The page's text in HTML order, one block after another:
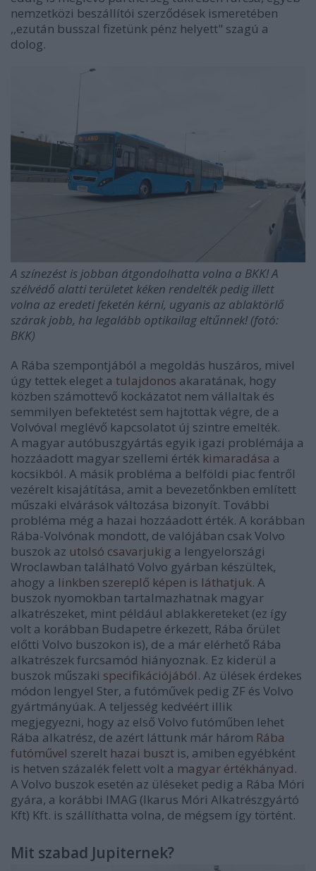
nemzetközi beszállítói szerződések ismeretében
,,ezután busszal fizetünk pénz helyett" szagú a
dolog.
A színezést is jobban átgondolhatta volna a BKK! A
szélvédő alatti területet kéken rendelték pedig illett
volna az eredeti feketén kérni, ugyanis az ablaktörlő
szárak jobb, ha legalább optikailag eltűnnek! (fotó:
BKK)
A Rába szempontjából a megoldás huszáros, mivel
úgy tettek eleget a tulajdonos akaratának, hogy
közben számottevő kockázatot nem vállaltak és
semmilyen befektetést sem hajtottak végre, de a
Volvóval meglévő kapcsolatot új szintre emelték.
A magyar autóbuszgyártás egyik igazi problémája a
hozzáadott magyar szellemi érték kimaradása a
kocsikból. A másik probléma a belföldi piac fentről
vezérelt kisajátítása, amit a bevezetőnkben említett
műszaki elvárások változása bizonyít. További
probléma még a hazai hozzáadott érték. A korábban
Rába-Volvónak mondott, de valójában csak Volvo
buszok az utolsó csavarjukig a lengyelországi
Wroclawban található Volvo gyárban készültek,
ahogy a linkben szereplő képen is láthatjuk. A
buszok nyomokban tartalmazhatnak magyar
alkatrészeket, mint például ablakkereteket (ez így
volt a korábban Budapetre érkezett, Rába őrület
előtti Volvo buszokon is), de a már elérhető Rába
alkatrészek furcsamód hiányoznak. Ez kiderül a
buszok műszaki specifikációjából. Az ülések érdekes
módon lengyel Ster, a futóművek pedig ZF és Volvo
gyártmányúak. A teljesség kedvéért illik
megjegyezni, hogy az első Volvo futóműben lehet
Rába alkatrész, de azért láttunk már három Rába
futóművel szerelt hazai buszt is, amiben egyébként
is hetven százalék felett volt a magyar értékhányad.
A Volvo buszok esetén az üléseket pedig a Rába Móri
gyára, a korábbi IMAG (Ikarus Móri Alkatrészgyártó
Kft) Kft. is szállíthatta volna, de mégsem így történt.
Mit szabad Jupiternek?